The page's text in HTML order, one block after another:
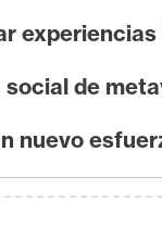
de
nuevo